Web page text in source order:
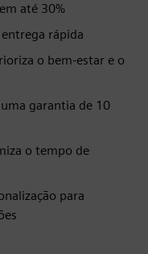
até 30%
rápida
o bem-estar e o
garantia de 10
o tempo de
para